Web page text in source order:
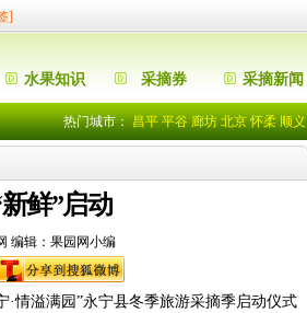
]
水果知识 采摘券 采摘新闻
热门城市： 昌平 平谷 廊坊 北京 怀柔 顺义
鲜”启动
编辑：果园网小编
·情溢满园”永宁县冬季旅游采摘季启动仪式